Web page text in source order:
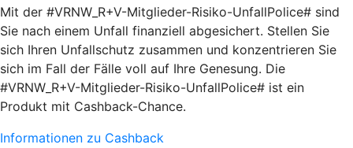
Mit der #VRNW_R+V-Mitglieder-Risiko-UnfallPolice# sind
Sie nach einem Unfall finanziell abgesichert. Stellen Sie
sich Ihren Unfallschutz zusammen und konzentrieren Sie
sich im Fall der Fälle voll auf Ihre Genesung. Die
#VRNW_R+V-Mitglieder-Risiko-UnfallPolice# ist ein
Produkt mit Cashback-Chance.
Informationen zu Cashback